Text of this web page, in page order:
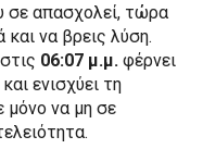
σε απασχολεί, τώρα
και να βρεις λύση.
στις 06:07 μ.μ. φέρνει
ενισχύει τη
μόνο να μη σε